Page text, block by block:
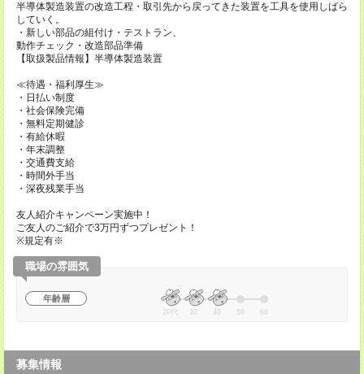
半導体製造装置の改造工程・取引先から戻ってきた装置を工具を使用しばら
していく。
・新しい部品の組付け・テストラン、
動作チェック・改造部品準備
【取扱製品情報】半導体製造装置
≪待遇・福利厚生≫
・日払い制度
・社会保険完備
・無料定期健診
・有給休暇
・年末調整
・交通費支給
・時間外手当
・深夜残業手当
友人紹介キャンペーン実施中！
ご友人のご紹介で3万円ずつプレゼント！
※規定有※
職場の雰囲気
年齢層
20代 30 40 50 60
募集情報